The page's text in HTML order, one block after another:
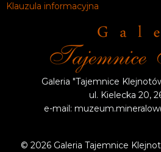
Klauzula informacyjna
Galeria "Tajemnice
ul. Kielecka 20,
e-mail:
© 2026 Galeria Tajemnice